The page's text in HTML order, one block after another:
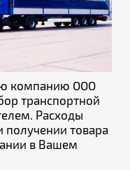
компанию ООО
транспортной
Расходы
получении товара
в Вашем